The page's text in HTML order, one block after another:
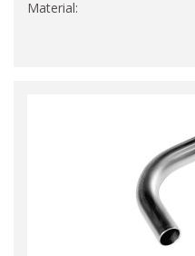
Material: